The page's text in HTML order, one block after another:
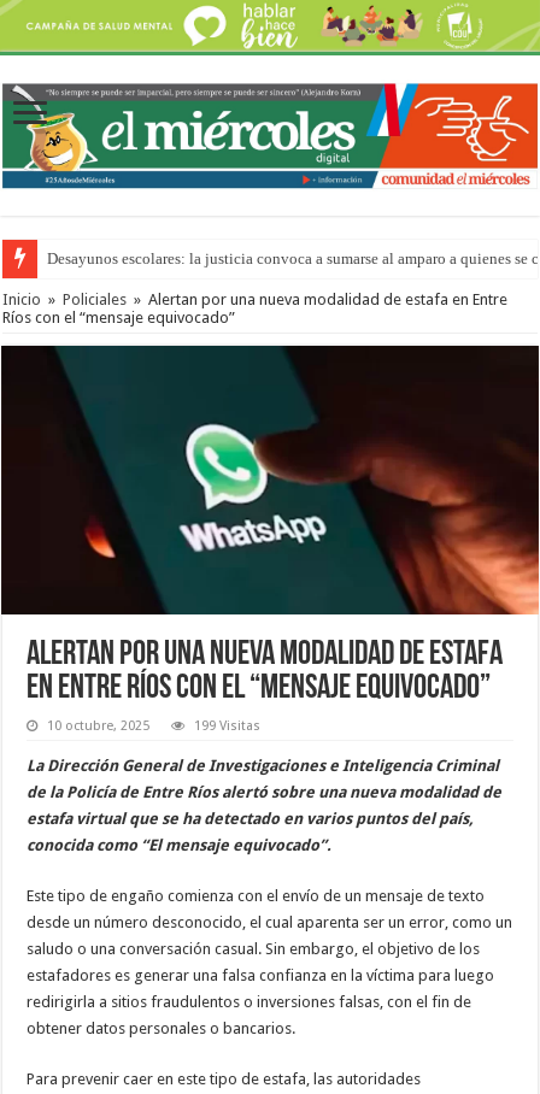
Desayunos escolares: la justicia convoca a sumarse al amparo a quienes se
“La Feria en tu Barrio” para agostocon sus días y horarios
Inicio » Policiales » Alertan por una nueva modalidad de estafa en Entre
Ríos con el “mensaje equivocado”
Alertan por una nueva modalidad de estafa
en Entre Ríos con el “mensaje equivocado”
10 octubre, 2025 199 Visitas
La Dirección General de Investigaciones e Inteligencia Criminal
de la Policía de Entre Ríos alertó sobre una nueva modalidad de
estafa virtual que se ha detectado en varios puntos del país,
conocida como “El mensaje equivocado”.
Este tipo de engaño comienza con el envío de un mensaje de texto
desde un número desconocido, el cual aparenta ser un error, como un
saludo o una conversación casual. Sin embargo, el objetivo de los
estafadores es generar una falsa confianza en la víctima para luego
redirigirla a sitios fraudulentos o inversiones falsas, con el fin de
obtener datos personales o bancarios.
Para prevenir caer en este tipo de estafa, las autoridades